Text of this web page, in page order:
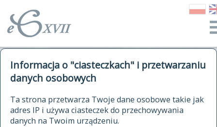
Informacja o "ciasteczkach" i przetwarzaniu
danych osobowych
Ta strona przetwarza Twoje dane osobowe takie jak
adres IP i używa ciasteczek do przechowywania
danych na Twoim urządzeniu.
autorzy Słownika
historia
publikacje
źródła
kwerendy
jak cytować Słownik
ELEKTRONICZNY SŁOWNIK
JĘZYKA POLSKIEGO